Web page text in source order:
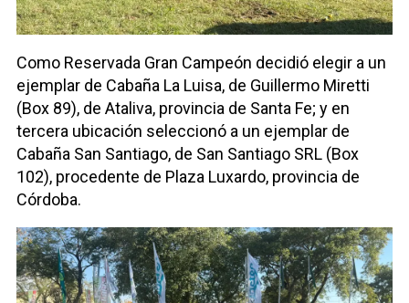
Como Reservada Gran Campeón decidió elegir a un
ejemplar de Cabaña La Luisa, de Guillermo Miretti
(Box 89), de Ataliva, provincia de Santa Fe; y en
tercera ubicación seleccionó a un ejemplar de
Cabaña San Santiago, de San Santiago SRL (Box
102), procedente de Plaza Luxardo, provincia de
Córdoba.